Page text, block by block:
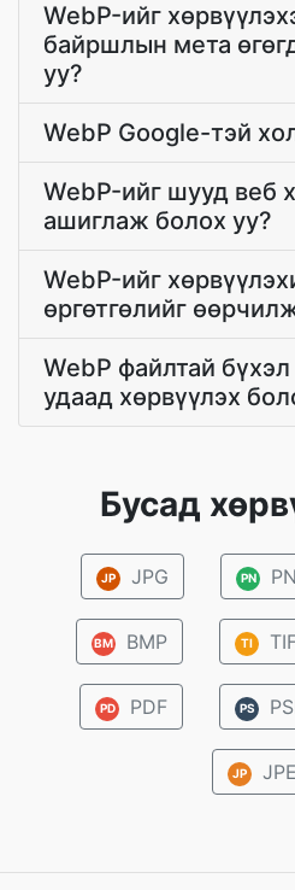
WebP-ийг
байршлын мета
уу?
WebP Google-тэй
WebP-ийг шууд веб
ашиглаж болох уу?
WebP-ийг
өргөтгөлийг
WebP файлтай бүхэл
удаад хөрвүүлэх
Бусад
JP JPG PN
BM BMP TI
PD PDF PS
JP